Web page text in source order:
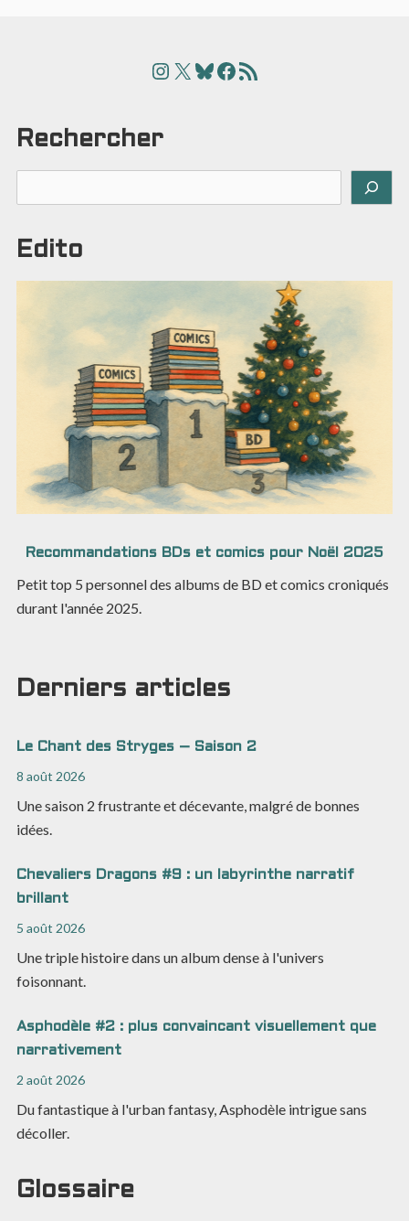
Instagram
X Bluesky
Facebook
Articles
Rechercher
Edito
Recommandations BDs et comics pour Noël 2025
Petit top 5 personnel des albums de BD et comics croniqués
durant l'année 2025.
Derniers articles
Le Chant des Stryges – Saison 2
8 août 2026
Une saison 2 frustrante et décevante, malgré de bonnes
idées.
Chevaliers Dragons #9 : un labyrinthe narratif
brillant
5 août 2026
Une triple histoire dans un album dense à l'univers
foisonnant.
Asphodèle #2 : plus convaincant visuellement que
narrativement
2 août 2026
Du fantastique à l'urban fantasy, Asphodèle intrigue sans
décoller.
Glossaire